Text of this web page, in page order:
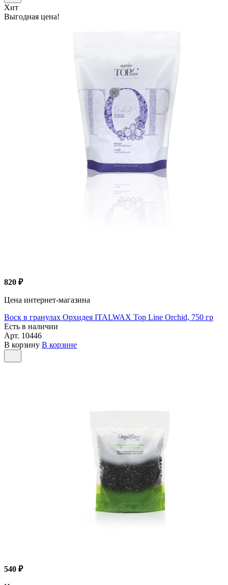
Хит
Выгодная цена!
820 ₽
Цена интернет-магазина
Воск в гранулах Орхидея ITALWAX Top Line Orchid, 750 гр
Есть в наличии
Арт. 10446
В корзину В корзине
540 ₽